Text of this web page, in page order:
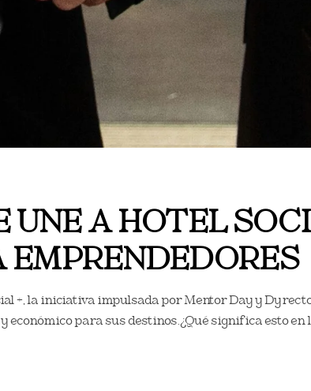
A HOTEL
+, la iniciativa impulsada por Mentor Day y
económico para sus destinos.¿Qué significa esto